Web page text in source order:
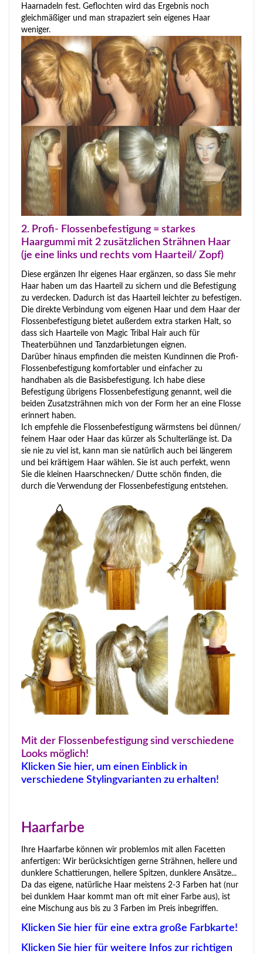
Haarnadeln fest. Geflochten wird das Ergebnis noch
gleichmäßiger und man strapaziert sein eigenes Haar
weniger.
2. Profi- Flossenbefestigung = starkes
Haargummi mit 2 zusätzlichen Strähnen Haar
(je eine links und rechts vom Haarteil/ Zopf)
Diese ergänzen Ihr eigenes Haar ergänzen, so dass Sie mehr
Haar haben um das Haarteil zu sichern und die Befestigung
zu verdecken. Dadurch ist das Haarteil leichter zu befestigen.
Die direkte Verbindung vom eigenen Haar und dem Haar der
Flossenbefestigung bietet außerdem extra starken Halt, so
dass sich Haarteile von Magic Tribal Hair auch für
Theaterbühnen und Tanzdarbietungen eignen.
Darüber hinaus empfinden die meisten Kundinnen die Profi-
Flossenbefestigung komfortabler und einfacher zu
handhaben als die Basisbefestigung. Ich habe diese
Befestigung übrigens Flossenbefestigung genannt, weil die
beiden Zusatzsträhnen mich von der Form her an eine Flosse
erinnert haben.
Ich empfehle die Flossenbefestigung wärmstens bei dünnen/
feinem Haar oder Haar das kürzer als Schulterlänge ist. Da
sie nie zu viel ist, kann man sie natürlich auch bei längerem
und bei kräftigem Haar wählen. Sie ist auch perfekt, wenn
Sie die kleinen Haarschnecken/ Dutte schön finden, die
durch die Verwendung der Flossenbefestigung entstehen.
Mit der Flossenbefestigung sind verschiedene
Looks möglich!
Klicken Sie hier, um einen Einblick in
verschiedene Stylingvarianten zu erhalten!
Haarfarbe
Ihre Haarfarbe können wir problemlos mit allen Facetten
anfertigen: Wir berücksichtigen gerne Strähnen, hellere und
dunklere Schattierungen, hellere Spitzen, dunklere Ansätze...
Da das eigene, natürliche Haar meistens 2-3 Farben hat (nur
bei dunklem Haar kommt man oft mit einer Farbe aus), ist
eine Mischung aus bis zu 3 Farben im Preis inbegriffen.
Klicken Sie hier für eine extra große Farbkarte!
Klicken Sie hier für weitere Infos zur richtigen